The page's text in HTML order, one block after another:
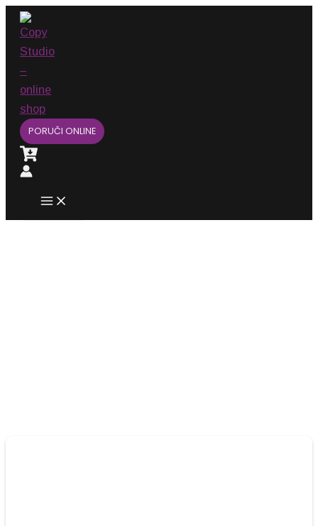
Pređi
sadržaj
PORUČI ONLINE
Main